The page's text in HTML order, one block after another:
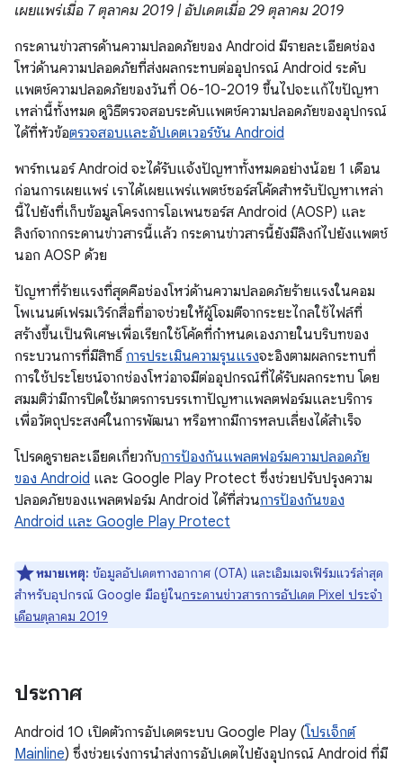
เผยแพร่เมื่อ 7 ตุลาคม 2019 | อัปเดตเมื่อ 29 ตุลาคม 2019
กระดานข่าวสารด้านความปลอดภัยของ Android มีรายละเอียดช่อง
โหว่ด้านความปลอดภัยที่ส่งผลกระทบต่ออุปกรณ์ Android ระดับ
แพตช์ความปลอดภัยของวันที่ 06-10-2019 ขึ้นไปจะแก้ไขปัญหา
เหล่านี้ทั้งหมด ดูวิธีตรวจสอบระดับแพตช์ความปลอดภัยของอุปกรณ์
ได้ที่หัวข้อตรวจสอบและอัปเดตเวอร์ชัน Android
พาร์ทเนอร์ Android จะได้รับแจ้งปัญหาทั้งหมดอย่างน้อย 1 เดือน
ก่อนการเผยแพร่ เราได้เผยแพร่แพตช์ซอร์สโค้ดสำหรับปัญหาเหล่า
นี้ไปยังที่เก็บข้อมูลโครงการโอเพนซอร์ส Android (AOSP) และ
ลิงก์จากกระดานข่าวสารนี้แล้ว กระดานข่าวสารนี้ยังมีลิงก์ไปยังแพตช์
นอก AOSP ด้วย
ปัญหาที่ร้ายแรงที่สุดคือช่องโหว่ด้านความปลอดภัยร้ายแรงในคอม
โพเนนต์เฟรมเวิร์กสื่อที่อาจช่วยให้ผู้โจมตีจากระยะไกลใช้ไฟล์ที่
สร้างขึ้นเป็นพิเศษเพื่อเรียกใช้โค้ดที่กำหนดเองภายในบริบทของ
กระบวนการที่มีสิทธิ์ การประเมินความรุนแรงจะอิงตามผลกระทบที่
การใช้ประโยชน์จากช่องโหว่อาจมีต่ออุปกรณ์ที่ได้รับผลกระทบ โดย
สมมติว่ามีการปิดใช้มาตรการบรรเทาปัญหาแพลตฟอร์มและบริการ
เพื่อวัตถุประสงค์ในการพัฒนา หรือหากมีการหลบเลี่ยงได้สําเร็จ
โปรดดูรายละเอียดเกี่ยวกับการป้องกันแพลตฟอร์มความปลอดภัย
ของ Android และ Google Play Protect ซึ่งช่วยปรับปรุงความ
ปลอดภัยของแพลตฟอร์ม Android ได้ที่ส่วนการป้องกันของ
Android และ Google Play Protect
หมายเหตุ: ข้อมูลอัปเดตทางอากาศ (OTA) และเอิมเมจเฟิร์มแวร์ล่าสุด
สำหรับอุปกรณ์ Google มีอยู่ในกระดานข่าวสารการอัปเดต Pixel ประจำ
เดือนตุลาคม 2019
ประกาศ
Android 10 เปิดตัวการอัปเดตระบบ Google Play (โปรเจ็กต์
Mainline) ซึ่งช่วยเร่งการนำส่งการอัปเดตไปยังอุปกรณ์ Android ที่มี